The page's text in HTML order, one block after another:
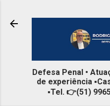
Defesa Penal •
de experiência
▪️Tel. 👉(51)